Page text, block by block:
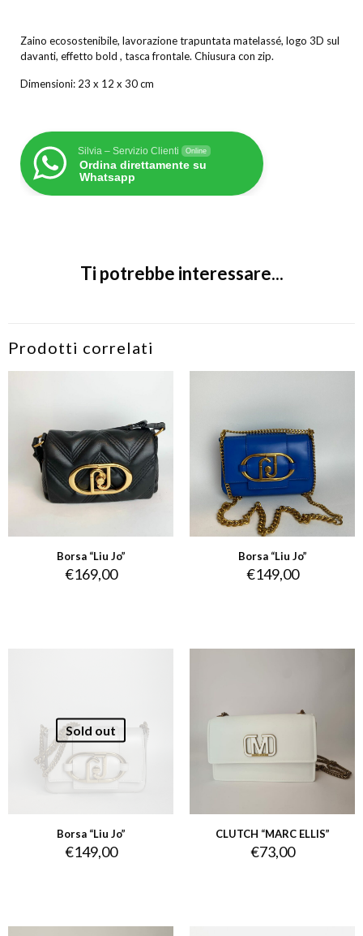
Zaino ecosostenibile, lavorazione trapuntata matelassé, logo 3D sul
davanti, effetto bold , tasca frontale. Chiusura con zip.
Dimensioni: 23 x 12 x 30 cm
Silvia – Servizio Clienti Online
Ordina direttamente su
Whatsapp
Ti potrebbe interessare...
Prodotti correlati
Borsa “Liu Jo”
€169,00
Borsa “Liu Jo”
€149,00
Sold out
Borsa “Liu Jo”
€149,00
CLUTCH “MARC ELLIS”
€73,00